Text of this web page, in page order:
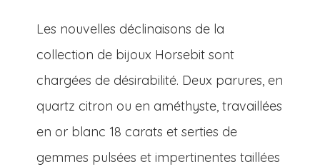
Les nouvelles déclinaisons de la
collection de bijoux Horsebit sont
chargées de désirabilité. Deux parures, en
quartz citron ou en améthyste, travaillées
en or blanc 18 carats et serties de
gemmes pulsées et impertinentes taillées